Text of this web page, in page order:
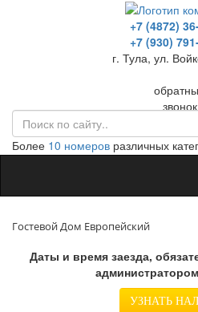
+7 (4872)
+7 (930)
г. Тула, ул.
звонок
Более 10 номеров различных
Гостевой Дом Европейский
Даты и время заезда,
УЗНАТЬ